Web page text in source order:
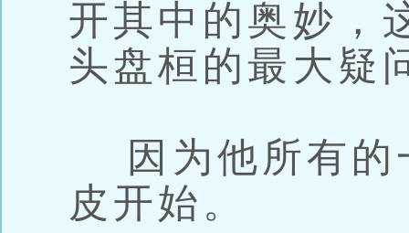
开其中的奥妙，
头盘桓的最大疑
因为他所有的
皮开始。